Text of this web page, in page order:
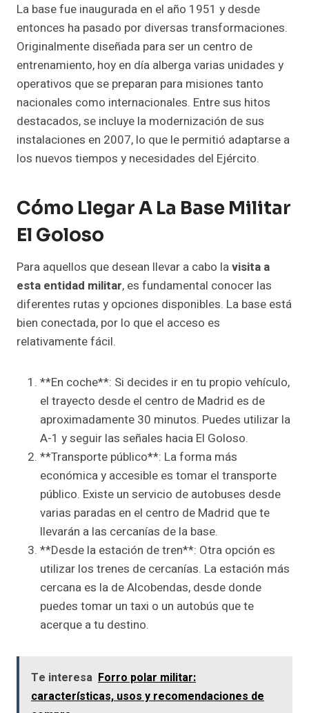
La base fue inaugurada en el año 1951 y desde
entonces ha pasado por diversas transformaciones.
Originalmente diseñada para ser un centro de
entrenamiento, hoy en día alberga varias unidades y
operativos que se preparan para misiones tanto
nacionales como internacionales. Entre sus hitos
destacados, se incluye la modernización de sus
instalaciones en 2007, lo que le permitió adaptarse a
los nuevos tiempos y necesidades del Ejército.
Cómo Llegar A La Base Militar
El Goloso
Para aquellos que desean llevar a cabo lavisita a
esta entidad militar, es fundamental conocer las
diferentes rutas y opciones disponibles. La base está
bien conectada, por lo que el acceso es
relativamente fácil.
**En coche**: Si decides ir en tu propio vehículo,
el trayecto desde el centro de Madrid es de
aproximadamente 30 minutos. Puedes utilizar la
A-1 y seguir las señales hacia El Goloso.
**Transporte público**: La forma más
económica y accesible es tomar el transporte
público. Existe un servicio de autobuses desde
varias paradas en el centro de Madrid que te
llevarán a las cercanías de la base.
**Desde la estación de tren**: Otra opción es
utilizar los trenes de cercanías. La estación más
cercana es la de Alcobendas, desde donde
puedes tomar un taxi o un autobús que te
acerque a tu destino.
Te interesa Forro polar militar:
características, usos y recomendaciones de